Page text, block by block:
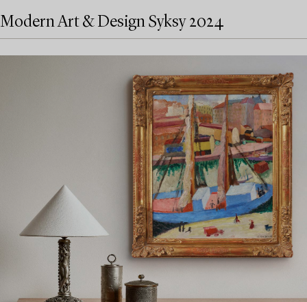
Modern Art & Design Syksy 2024